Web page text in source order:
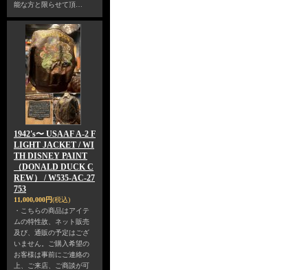
能な方と限らせて頂…
1942's〜 USAAF A-2 F
LIGHT JACKET / WI
TH DISNEY PAINT
（DONALD DUCK C
REW） / W535-AC-27
753
11,000,000円(税込)
・こちらの商品はアイテ
ムの特性故、ネット販売
及び、通販の予定はござ
いません。ご購入希望の
お客様は事前にご連絡の
上、ご来店、ご商談が可